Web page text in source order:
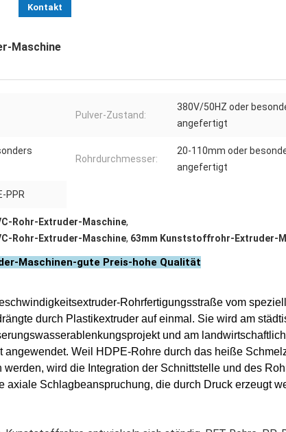
Kontakt
Maschine
Pulver-Zustand:
380V/50HZ oder
angefertigt
Rohrdurchmesser:
20-110mm oder
angefertigt
PPR
Rohr-Extruder-Maschine,
Rohr-Extruder-Maschine, 63mm Kunststoffrohr-Extruder-
Maschinen-gute Preis-hohe Qualität
Rohrfertigungsstraße vom
durch Plastikextruder auf einmal. Sie wird am
und am
Weil HDPE-Rohre durch das heiße
wird die Integration der Schnittstelle und des
Schlagbeanspruchung, die durch Druck erzeugt